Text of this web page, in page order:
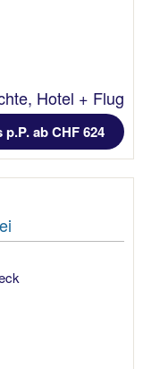
Hotel + Flug
p.P. ab CHF 624